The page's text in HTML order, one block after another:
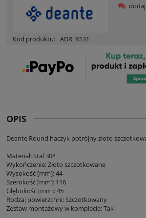
Kod produktu: ADR_R131
OPIS
Deante Round haczyk potrójny złoto
Materiał: Stal 304
Wykończenie: Złoto szczotkowane
Wysokość [mm]: 44
Szerokość [mm]: 116
Głębokość [mm]: 45
Rodzaj powierzchni: Szczotkowany
Zestaw montażowy w komplecie: Tak